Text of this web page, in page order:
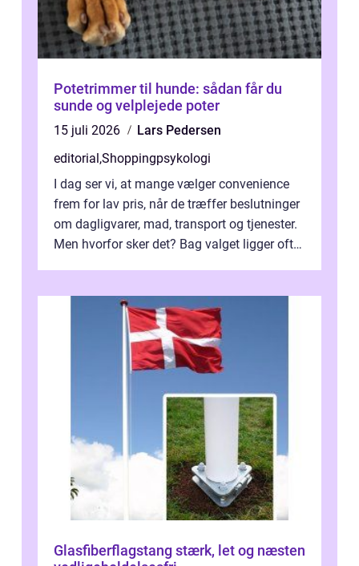
Potetrimmer til hunde: sådan får du
sunde og velplejede poter
15 juli 2026
Lars Pedersen
editorial,Shoppingpsykologi
I dag ser vi, at mange vælger convenience
frem for lav pris, når de træffer beslutninger
om dagligvarer, mad, transport og tjenester.
Men hvorfor sker det? Bag valget ligger ofte
Glasfiberflagstang stærk, let og næsten